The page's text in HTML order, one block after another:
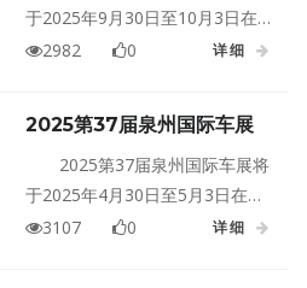
于2025年9月30日至10月3日在福
建泉州晋江国际会展中心盛大举
2982 0 详细
2025第37届泉州国际车展
2025第37届泉州国际车展将
于2025年4月30日至5月3日在福
建泉州·晋江国际会展中心盛大举
3107 0 详细